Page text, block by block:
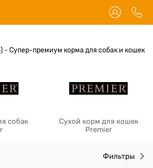
- Супер-премиум корма для собак и кошек
собак
Сухой корм для кошек
Premier
Фильтры